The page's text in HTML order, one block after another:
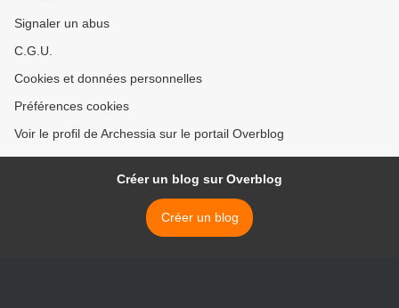
Signaler un abus
C.G.U.
Cookies et données personnelles
Préférences cookies
Voir le profil de Archessia sur le portail Overblog
Créer un blog sur Overblog
Créer un blog